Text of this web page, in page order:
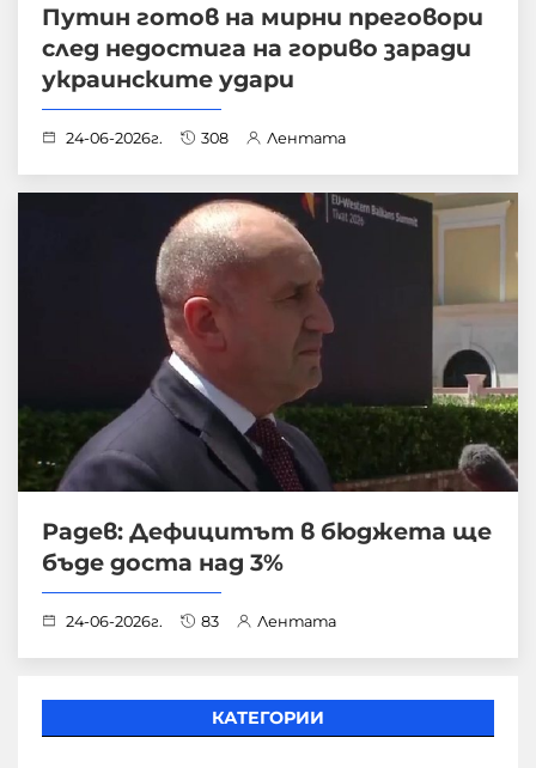
Путин готов на мирни преговори
след недостига на гориво заради
украинските удари
24-06-2026г. 308 Лентата
Радев: Дефицитът в бюджета ще
бъде доста над 3%
24-06-2026г. 83 Лентата
КАТЕГОРИИ